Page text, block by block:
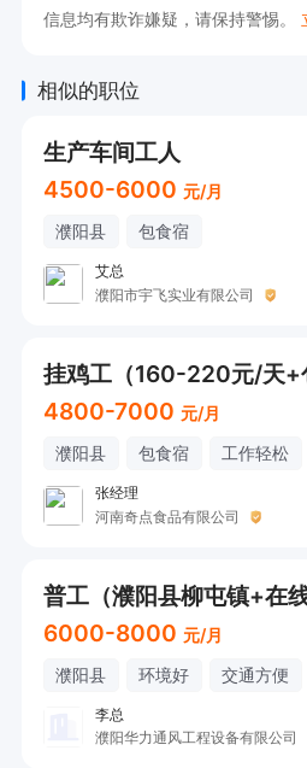
信息均有欺诈嫌疑，请保持警惕。
相似的职位
生产车间工人
4500-6000 元/月
濮阳县 包食宿
艾总
濮阳市宇飞实业有限公司
4800-7000 元/月
濮阳县 包食宿 工作轻松
张经理
河南奇点食品有限公司
6000-8000 元/月
濮阳县 环境好 交通方便
李总
濮阳华力通风工程设备有限公司